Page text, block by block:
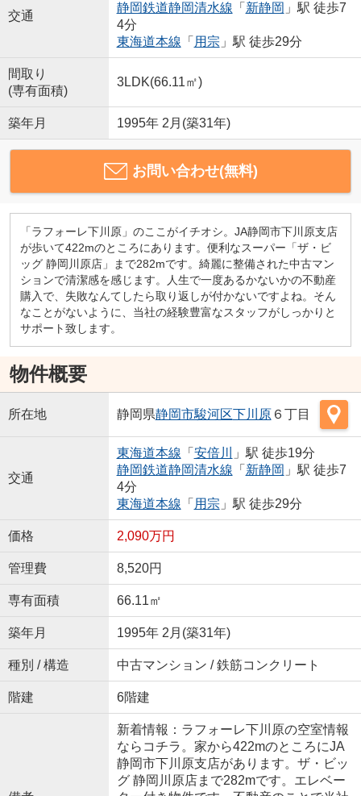
交通
静岡鉄道静岡清水線 「 新静岡 」駅 徒歩7
4分
東海道本線 「 用宗」駅 徒歩29分
間取り
(専有面積)
3LDK(66.11㎡)
築年月 1995年 2月(築31年)
お問い合わせ(無料)
「ラフォーレ下川原」のここがイチオシ。JA静岡市下川原支店
が歩いて422mのところにあります。便利なスーパー「ザ・ビ
ッグ 静岡川原店」まで282mです。綺麗に整備された中古マン
ションで清潔感を感じます。人生で一度あるかないかの不動産
購入で、失敗なんてしたら取り返しが付かないですよね。そん
なことがないように、当社の経験豊富なスタッフがしっかりと
サポート致します。
物件概要
所在地 静岡県静岡市駿河区下川原６丁目
交通
東海道本線 「 安倍川
」駅 徒歩19分
静岡鉄道静岡清水線 「 新静岡 」駅 徒歩7
4分
東海道本線 「 用宗」駅 徒歩29分
価格 2,090万円
管理費 8,520円
専有面積 66.11㎡
築年月 1995年 2月(築31年)
種別 / 構造 中古マンション / 鉄筋コンクリート
階建 6階建
新着情報：ラフォーレ下川原の空室情報
ならコチラ。家から422mのところにJA
静岡市下川原支店があります。ザ・ビッ
グ 静岡川原店まで282mです。エレベー